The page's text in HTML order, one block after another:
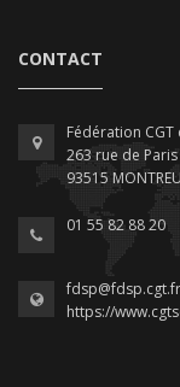
CONTACT
Fédération
263 rue de Paris
93515
01 55 82 88 20
fdsp@fdsp.cgt.fr
https://